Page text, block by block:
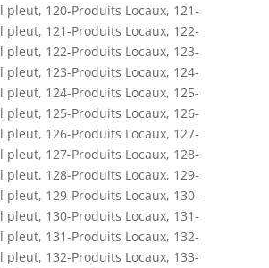
pleut, 120-Produits Locaux, 121-
pleut, 121-Produits Locaux, 122-
pleut, 122-Produits Locaux, 123-
pleut, 123-Produits Locaux, 124-
pleut, 124-Produits Locaux, 125-
pleut, 125-Produits Locaux, 126-
pleut, 126-Produits Locaux, 127-
pleut, 127-Produits Locaux, 128-
pleut, 128-Produits Locaux, 129-
pleut, 129-Produits Locaux, 130-
pleut, 130-Produits Locaux, 131-
pleut, 131-Produits Locaux, 132-
pleut, 132-Produits Locaux, 133-